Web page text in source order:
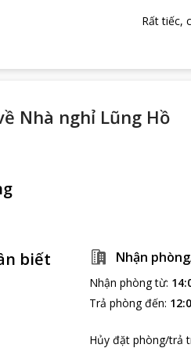
Rất tiếc,
Nhà nghỉ Lũng Hồ
biết Nhận
Nhận phòng từ:
Trả phòng đến:
Hủy đặt phòng/trả